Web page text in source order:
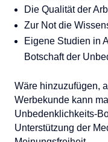
Die Qualität der
Zur Not die
Eigene Studien in
Botschaft der
Wäre hinzuzufügen,
Werbekunde kann
Unbedenklichkeits-
Unterstützung der